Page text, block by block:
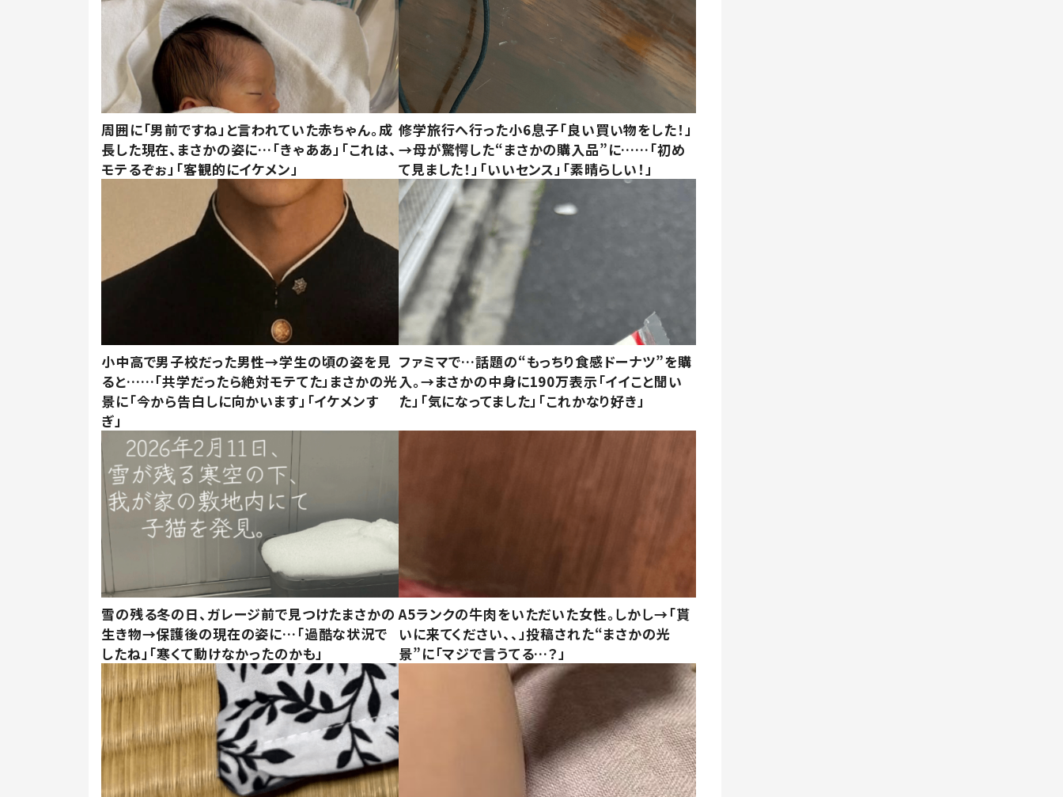
周囲に「男前ですね」と言われていた赤ちゃん。成
長した現在、まさかの姿に…「きゃああ」「これは、
モテるぞぉ」「客観的にイケメン」
修学旅行へ行った小6息子「良い買い物をした！」
→母が驚愕した“まさかの購入品”に……「初め
て見ました！」「いいセンス」「素晴らしい！」
小中高で男子校だった男性→学生の頃の姿を見
ると……「共学だったら絶対モテてた」まさかの光
景に「今から告白しに向かいます」「イケメンす
ぎ」
ファミマで…話題の“もっちり食感ドーナツ”を購
入。→まさかの中身に190万表示「イイこと聞い
た」「気になってました」「これかなり好き」
雪の残る冬の日、ガレージ前で見つけたまさかの
生き物→保護後の現在の姿に…「過酷な状況で
したね」「寒くて動けなかったのかも」
A5ランクの牛肉をいただいた女性。しかし→「貰
いに来てください、、」投稿された“まさかの光
景”に「マジで言うてる…？」